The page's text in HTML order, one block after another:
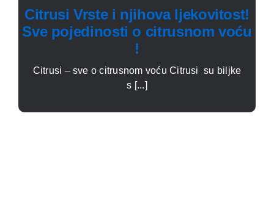
Citrusi Vrste i njihova ljekovitost!
Sve pojedinosti o citrusnom voću
!
Citrusi – sve o citrusnom voću Citrusi su biljke
s [...]